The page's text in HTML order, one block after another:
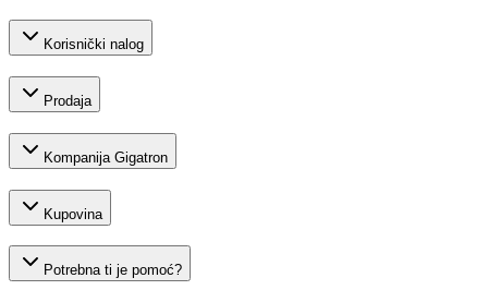
Korisnički nalog
Prodaja
Kompanija Gigatron
Kupovina
Potrebna ti je pomoć?